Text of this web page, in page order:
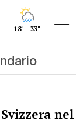
18° - 33°
nel